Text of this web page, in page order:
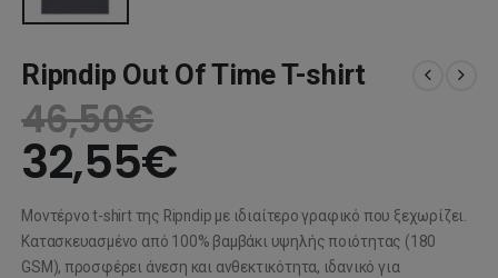
Ripndip Out Of Time T-shirt
46,50€
32,55€
Μοντέρνο t-shirt της Ripndip με ιδιαίτερο γραφικό που ξεχωρίζει.
Κατασκευασμένο από 100% βαμβάκι υψηλής ποιότητας (180
GSM), προσφέρει άνεση και ανθεκτικότητα, ιδανικό για